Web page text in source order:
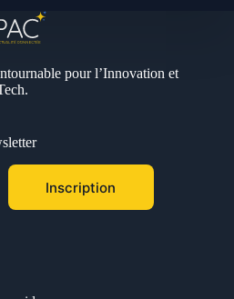
pour l’Innovation et
Inscription